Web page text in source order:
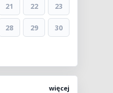
21 22 23
28 29 30
więcej